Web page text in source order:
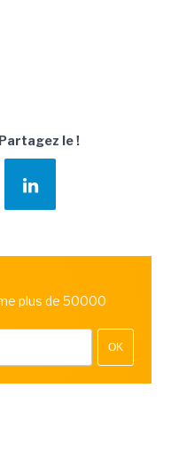
Partagez le !
plus de 50000
OK